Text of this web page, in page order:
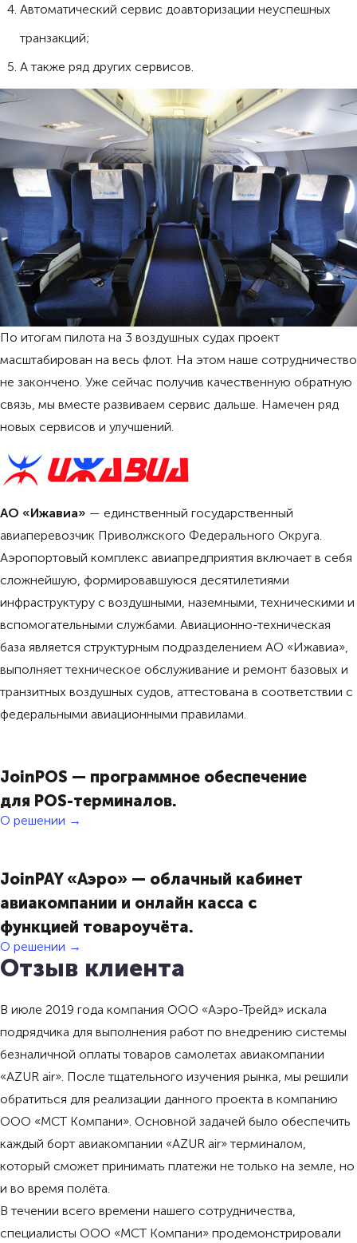
Автоматический сервис доавторизации неуспешных
транзакций;
А также ряд других сервисов.
По итогам пилота на 3 воздушных судах проект
масштабирован на весь флот. На этом наше сотрудничество
не закончено. Уже сейчас получив качественную обратную
связь, мы вместе развиваем сервис дальше. Намечен ряд
новых сервисов и улучшений.
АО «Ижавиа» — единственный государственный
авиаперевозчик Приволжского Федерального Округа.
Аэропортовый комплекс авиапредприятия включает в себя
сложнейшую, формировавшуюся десятилетиями
инфраструктуру с воздушными, наземными, техническими и
вспомогательными службами. Авиационно-техническая
база является структурным подразделением АО «Ижавиа»,
выполняет техническое обслуживание и ремонт базовых и
транзитных воздушных судов, аттестована в соответствии с
федеральными авиационными правилами.
JoinPOS — программное обеспечение
для POS-терминалов.
О решении →
JoinPAY «Аэро» — облачный кабинет
авиакомпании и онлайн касса с
функцией товароучёта.
О решении →
Отзыв клиента
В июле 2019 года компания ООО «Аэро-Трейд» искала
подрядчика для выполнения работ по внедрению системы
безналичной оплаты товаров самолетах авиакомпании
«AZUR air». После тщательного изучения рынка, мы решили
обратиться для реализации данного проекта в компанию
ООО «МСТ Компани». Основной задачей было обеспечить
каждый борт авиакомпании «AZUR air» терминалом,
который сможет принимать платежи не только на земле, но
и во время полёта.
В течении всего времени нашего сотрудничества,
специалисты ООО «МСТ Компани» продемонстрировали